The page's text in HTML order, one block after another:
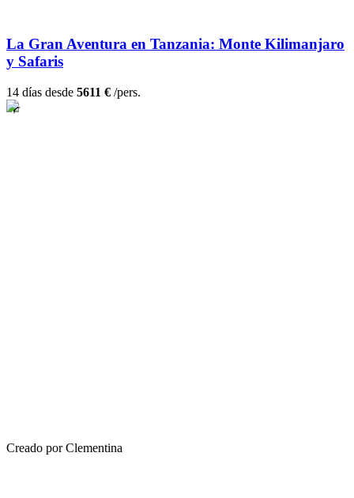
La Gran Aventura en Tanzania: Monte Kilimanjaro
y Safaris
14 días desde 5611 € /pers.
Creado por Clementina